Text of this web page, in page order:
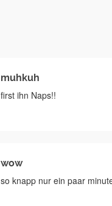
muhkuh
first ihn Naps!!
wow
so knapp nur ein paar